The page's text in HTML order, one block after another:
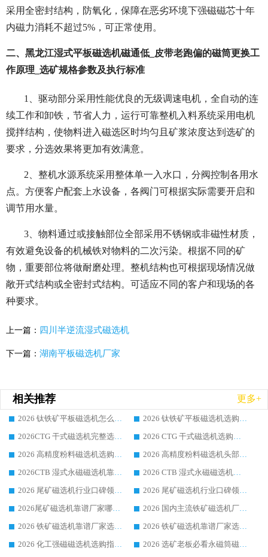
采用全密封结构，防氧化，保障在恶劣环境下强磁磁芯十年
内磁力消耗不超过5%，可正常使用。
二、黑龙江湿式平板磁选机磁通低_皮带老跑偏的磁筒更换工
作原理_选矿规格参数及执行标准
1、驱动部分采用性能优良的无级调速电机，全自动的连
续工作和卸铁，节省人力，运行可靠整机入料系统采用电机
搅拌结构，使物料进入磁选区时均匀且矿浆浓度达到选矿的
要求，分选效果将更加有效满意。
2、整机水源系统采用整体单一入水口，分阀控制各用水
点。方便客户配套上水设备，各阀门可根据实际需要开启和
调节用水量。
3、物料通过或接触部位全部采用不锈钢或非磁性材质，
有效避免设备的机械铁对物料的二次污染。根据不同的矿
物，重要部位将做耐磨处理。整机结构也可根据现场情况做
敞开式结构或全密封式结构。可适应不同的客户和现场的各
种要求。
上一篇： 四川半逆流湿式磁选机
下一篇： 湖南平板磁选机厂家
相关推荐 更多+
2026 钛铁矿平板磁选机怎么选 靠谱生产企业实力排行榜选购参考攻略
2026 钛铁矿平板磁选机选购指南 行业口碑优选品牌生产企业实力排行榜
2026CTG 干式磁选机完整选购指南 行业口碑顶尖靠谱生产龙头厂家实力推荐
2026 CTG 干式磁选机选购指南|行业口碑靠谱生产厂家领域强者推荐
2026 高精度粉料磁选机选购全攻略 行业优质品牌华体会手机网页版-华体会(中国) 实力深度解析
2026 高精度粉料磁选机头部厂家选购指南 行业口碑靠谱品牌推荐 领域强者华体会手机网页版-华体会(中国) 解析
2026CTB 湿式永磁磁选机靠谱厂家实力排行榜 铁矿选矿设备采购全流程选购指南
2026 CTB 湿式永磁磁选机选购指南|行业口碑良好品牌推荐，领域强者华体会手机网页版-华体会(中国)
2026 尾矿磁选机行业口碑领域强者，源头直供国内主流厂家华体会手机网页版-华体会(中国) 一站式服务
2026 尾矿磁选机行业口碑领域强者，源头直供国内主流厂家华体会手机网页版-华体会(中国) 一站式服务
2026尾矿磁选机靠谱厂家哪家好 行业口碑领域强者华体会手机网页版-华体会(中国) 推荐
2026 国内主流铁矿磁选机厂家选购指南|行业口碑好品牌推荐，领域强者华体会手机网页版-华体会(中国)
2026 铁矿磁选机靠谱厂家选购全攻略 行业标杆华体会手机网页版-华体会(中国) 设备性价比出众
2026 铁矿磁选机靠谱厂家选购指南，领域强者华体会手机网页版-华体会(中国) 铁矿磁选机性价比高
2026 化工强磁磁选机选购指南 5 家行业口碑靠谱厂家领域强者推荐
2026 选矿老板必看永磁筒磁选机推荐 行业头部品牌口碑设备选购全攻略